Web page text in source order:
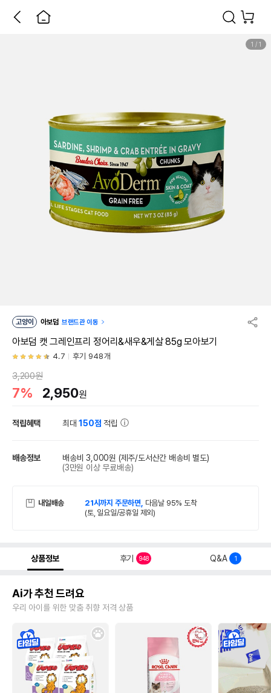
1 / 1
고양이 아보덤 브랜드관 이동
아보덤 캣 그레인프리 정어리&새우&게살 85g 모아보기
4.7 후기 948개
3,200원
7% 2,950원
적립혜택 최대150점 적립
배송정보 배송비 3,000원 (제주/도서산간 배송비 별도)
(3만원 이상 무료배송)
내일배송 21시까지 주문하면, 다음날 95% 도착
(토, 일요일/공휴일 제외)
상품정보 후기 948 Q&A 1
Ai가 추천 드려요
우리 아이를 위한 맞춤 취향 저격 상품